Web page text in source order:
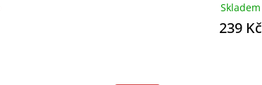
Skladem
239 Kč